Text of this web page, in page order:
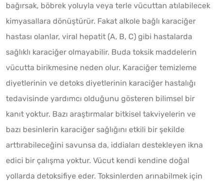
bağırsak, böbrek yoluyla veya terle vücuttan atılabilecek
kimyasallara dönüştürür. Fakat alkole bağlı karaciğer
hastası olanlar, viral hepatit (A, B, C) gibi hastalarda
sağlıklı karaciğer olmayabilir. Buda toksik maddelerin
vücutta birikmesine neden olur. Karaciğer temizleme
diyetlerinin ve detoks diyetlerinin karaciğer hastalığı
tedavisinde yardımcı olduğunu gösteren bilimsel bir
kanıt yoktur. Bazı araştırmalar bitkisel takviyelerin ve
bazı besinlerin karaciğer sağlığını etkili bir şekilde
arttırabileceğini savunsa da, iddiaları destekleyen ikna
edici bir çalışma yoktur. Vücut kendi kendine doğal
yollarda detoksifiye eder. Toksinlerden arınabilmek için